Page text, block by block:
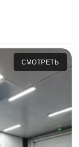
СМОТРЕТЬ